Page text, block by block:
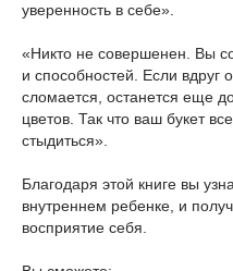
уверенность в себе».
«Никто не совершенен. Вы
и способностей. Если вдруг
сломается, останется еще
цветов. Так что ваш букет
стыдиться».
Благодаря этой книге вы
внутреннем ребенке, и
восприятие себя.